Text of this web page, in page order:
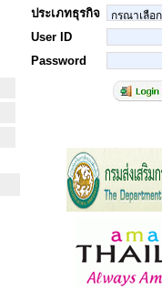
ประเภทธุรกิจ
User ID
Password